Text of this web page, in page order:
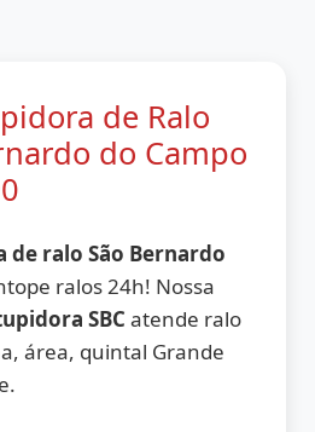
de Ralo
do Campo
de ralo São Bernardo
ralos 24h! Nossa
SBC atende ralo
área, quintal Grande